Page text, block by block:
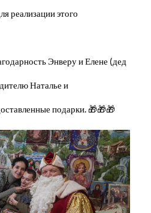
реализации этого
Энверу и Елене (дед
Наталье и
подарки. 🎁🎁🎁